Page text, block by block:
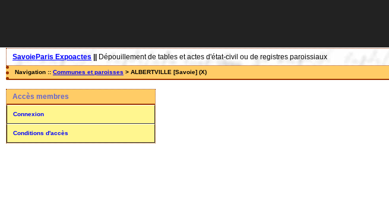
SavoieParis Expoactes Dépouillement de tables et actes d'état-civil ou de registres paroissiaux
Navigation :: Communes et paroisses > ALBERTVILLE [Savoie] (X)
Accès membres
Connexion
Conditions d'accès